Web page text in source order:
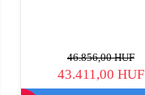
46.856,00 HUF
43.411,00 HUF